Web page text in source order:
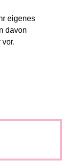
eigenes
davon